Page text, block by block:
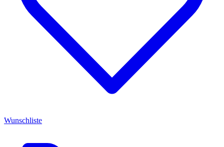
Wunschliste